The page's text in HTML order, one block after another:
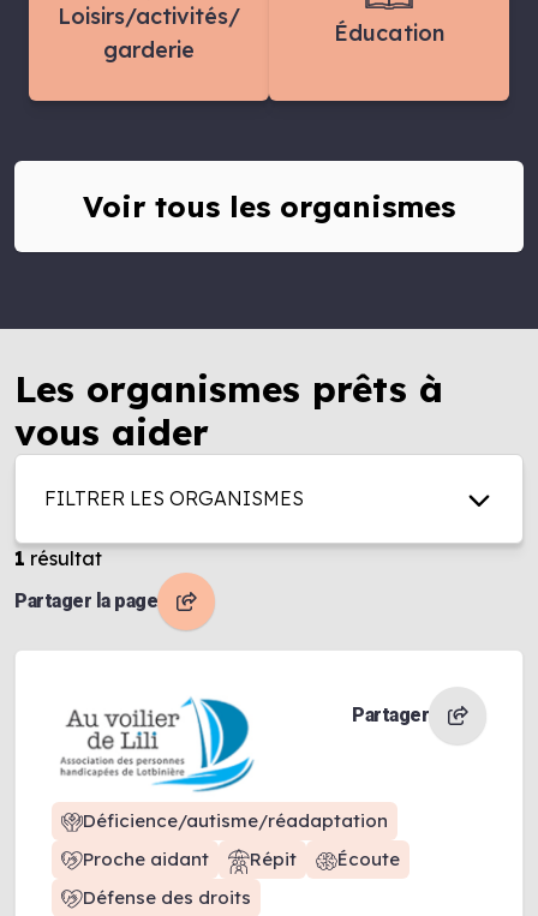
Loisirs/activités/
garderie
Éducation
Voir tous les organismes
Les organismes prêts à
vous aider
FILTRER LES ORGANISMES
1 résultat
Partager la page
Partager
Déficience/autisme/réadaptation
Proche aidant
Répit
Écoute
Défense des droits